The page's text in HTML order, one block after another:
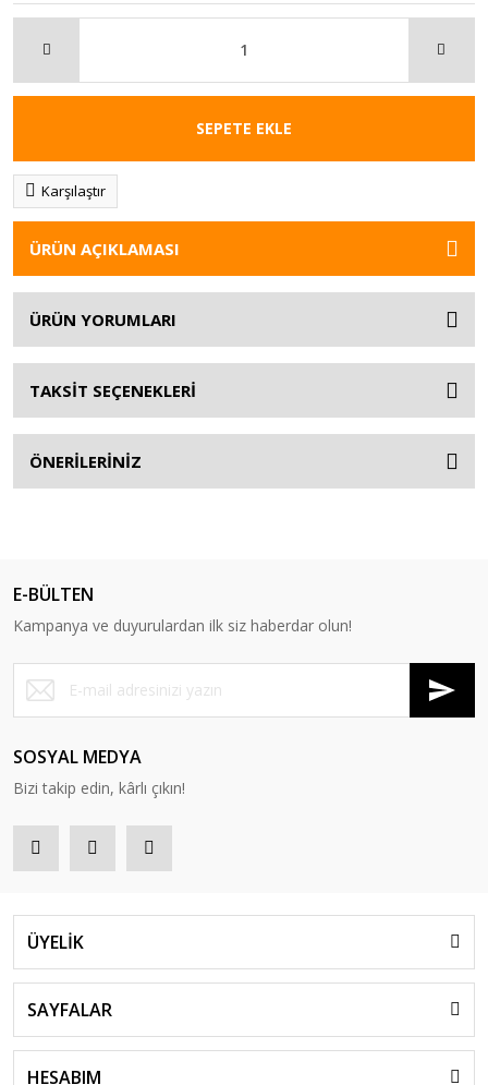
SEPETE EKLE
Karşılaştır
ÜRÜN AÇIKLAMASI
ÜRÜN YORUMLARI
TAKSİT SEÇENEKLERİ
ÖNERİLERİNİZ
E-BÜLTEN
Kampanya ve duyurulardan ilk siz haberdar olun!
SOSYAL MEDYA
Bizi takip edin, kârlı çıkın!
ÜYELİK
SAYFALAR
HESABIM